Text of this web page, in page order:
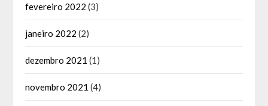
fevereiro 2022 (3)
janeiro 2022 (2)
dezembro 2021 (1)
novembro 2021 (4)